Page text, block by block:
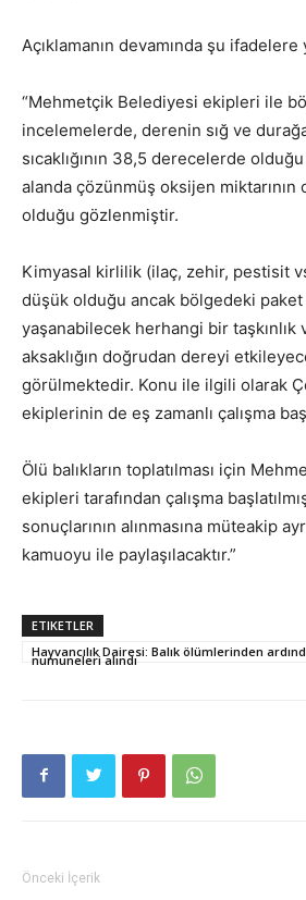
Açıklamanın devamında şu
“Mehmetçik Belediyesi ekipleri ile
incelemelerde, derenin sığ ve
sıcaklığının 38,5 derecelerde
alanda çözünmüş oksijen miktarının
olduğu gözlenmiştir.
Kimyasal kirlilik (ilaç, zehir, pestisit
düşük olduğu ancak bölgedeki
yaşanabilecek herhangi bir taşkınlık
aksaklığın doğrudan dereyi
görülmektedir. Konu ile ilgili olarak
ekiplerinin de eş zamanlı çalışma
Ölü balıkların toplatılması için
ekipleri tarafından çalışma
sonuçlarının alınmasına müteakip
kamuoyu ile paylaşılacaktır.”
ETIKETLER
Hayvancılık Dairesi: Balık ölümlerinden
numuneleri alındı
Önceki İçerik